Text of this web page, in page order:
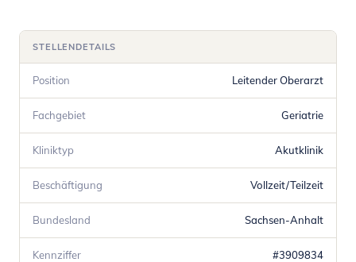
STELLENDETAILS
Position Leitender Oberarzt
Fachgebiet Geriatrie
Kliniktyp Akutklinik
Beschäftigung Vollzeit/Teilzeit
Bundesland Sachsen-Anhalt
Kennziffer #3909834